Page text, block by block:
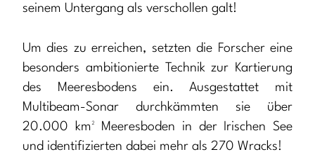
seinem Untergang als verschollen galt!
Um dies zu erreichen, setzten die Forscher eine
besonders ambitionierte Technik zur Kartierung
des Meeresbodens ein. Ausgestattet mit
Multibeam-Sonar durchkämmten sie über
20.000 km² Meeresboden in der Irischen See
und identifizierten dabei mehr als 270 Wracks!